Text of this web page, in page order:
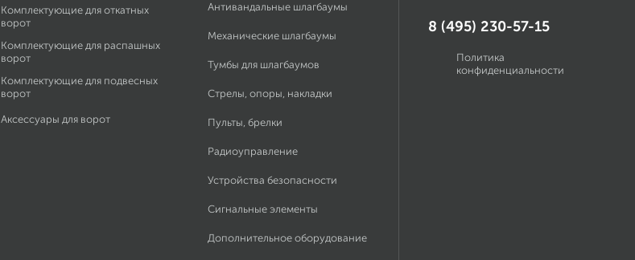
Комплектующие для откатных
ворот
Комплектующие для распашных
ворот
Комплектующие для подвесных
ворот
Аксессуары для ворот
Антивандальные шлагбаумы
Механические шлагбаумы
Тумбы для шлагбаумов
Стрелы, опоры, накладки
Пульты, брелки
Радиоуправление
Устройства безопасности
Сигнальные элементы
Дополнительное оборудование
8 (495) 230-57-15
Политика
конфиденциальности